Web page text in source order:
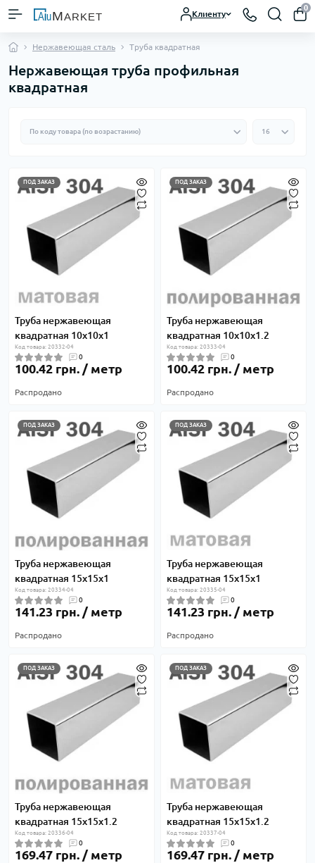
Клиенту
0
Нержавеющая сталь Труба квадратная
Нержавеющая труба профильная
квадратная
ПОД ЗАКАЗ
Труба нержавеющая
квадратная 10х10х1
Код товара: 20332-04
0
100.42 грн. / метр
Распродано
ПОД ЗАКАЗ
Труба нержавеющая
квадратная 10х10х1.2
Код товара: 20333-04
0
100.42 грн. / метр
Распродано
ПОД ЗАКАЗ
Труба нержавеющая
квадратная 15х15х1
Код товара: 20334-04
0
141.23 грн. / метр
Распродано
ПОД ЗАКАЗ
Труба нержавеющая
квадратная 15х15х1
Код товара: 20335-04
0
141.23 грн. / метр
Распродано
ПОД ЗАКАЗ
Труба нержавеющая
квадратная 15х15х1.2
Код товара: 20336-04
0
169.47 грн. / метр
ПОД ЗАКАЗ
Труба нержавеющая
квадратная 15х15х1.2
Код товара: 20337-04
0
169.47 грн. / метр